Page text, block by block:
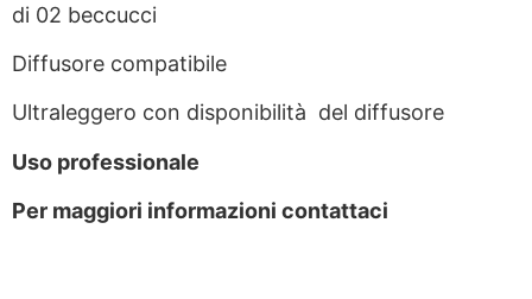
di 02 beccucci
Diffusore compatibile
Ultraleggero con disponibilità del diffusore
Uso professionale
Per maggiori informazioni contattaci